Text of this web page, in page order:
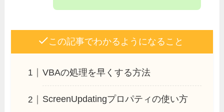
この記事でわかるようになること
VBAの処理を早くする方法
ScreenUpdatingプロパティの使い方